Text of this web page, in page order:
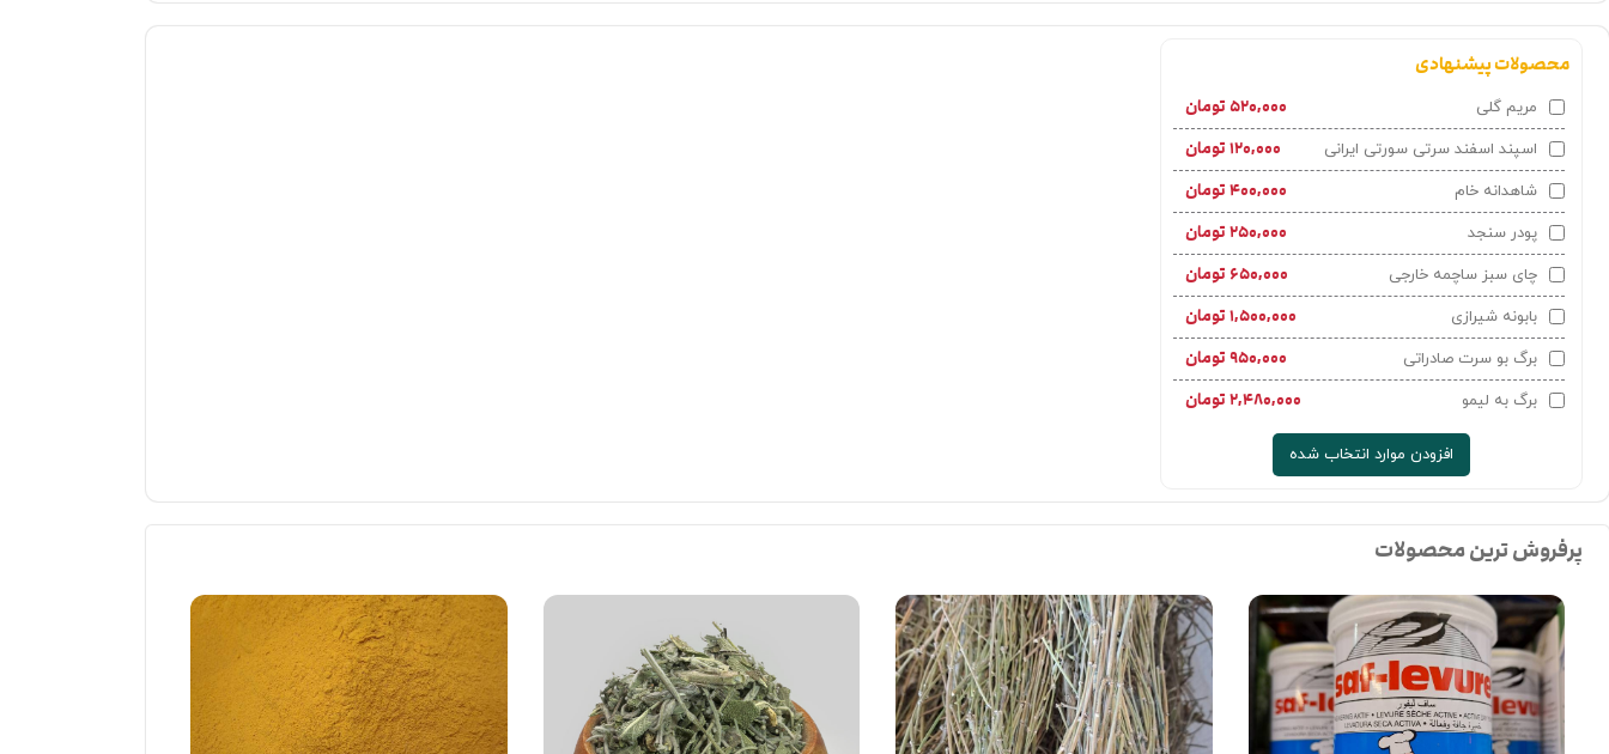
محصولات پیشنهادی
مریم گلی ۵۲۰,۰۰۰ تومان
اسپند اسفند سرتی سورتی ایرانی ۱۲۰,۰۰۰ تومان
شاهدانه خام ۴۰۰,۰۰۰ تومان
پودر سنجد ۲۵۰,۰۰۰ تومان
چای سبز ساچمه خارجی ۶۵۰,۰۰۰ تومان
بابونه شیرازی ۱,۵۰۰,۰۰۰ تومان
برگ بو سرت صادراتی ۹۵۰,۰۰۰ تومان
برگ به لیمو ۲,۴۸۰,۰۰۰ تومان
افزودن موارد انتخاب شده
پرفروش ترین محصولات